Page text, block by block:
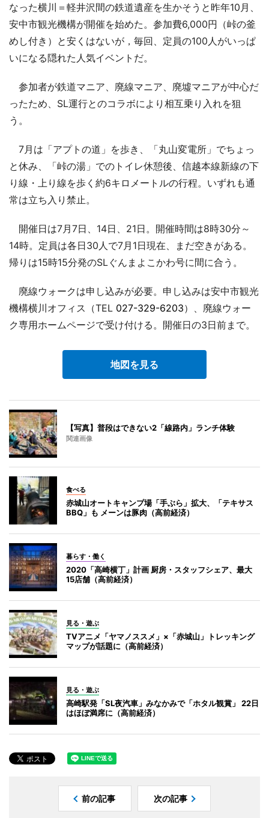
なった横川＝軽井沢間の鉄道遺産を生かそうと昨年10月、
安中市観光機構が開催を始めた。参加費6,000円（峠の釜
めし付き）と安くはないが，毎回、定員の100人がいっぱ
いになる隠れた人気イベントだ。
参加者が鉄道マニア、廃線マニア、廃墟マニアが中心だ
ったため、SL運行とのコラボにより相互乗り入れを狙
う。
7月は「アプトの道」を歩き、「丸山変電所」でちょっ
と休み、「峠の湯」でのトイレ休憩後、信越本線新線の下
り線・上り線を歩く約6キロメートルの行程。いずれも通
常は立ち入り禁止。
開催日は7月7日、14日、21日。開催時間は8時30分～
14時。定員は各日30人で7月1日現在、まだ空きがある。
帰りは15時15分発のSLぐんまよこかわ号に間に合う。
廃線ウォークは申し込みが必要。申し込みは安中市観光
機構横川オフィス（TEL 027-329-6203）、廃線ウォー
ク専用ホームページで受け付ける。開催日の3日前まで。
地図を見る
【写真】普段はできない2「線路内」ランチ体験
関連画像
食べる
赤城山オートキャンプ場「手ぶら」拡大、「テキサス
BBQ」も メーンは豚肉（高前経済）
暮らす・働く
2020「高崎横丁」計画 厨房・スタッフシェア、最大
15店舗（高前経済）
見る・遊ぶ
TVアニメ「ヤマノススメ」×「赤城山」トレッキング
マップが話題に（高前経済）
見る・遊ぶ
高崎駅発「SL夜汽車」みなかみで「ホタル観賞」 22日
はほぼ満席に（高前経済）
前の記事 次の記事